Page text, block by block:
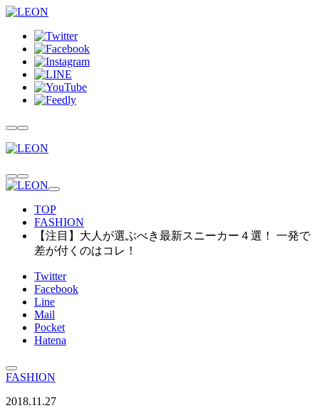
TOP
FASHION
【注目】大人が選ぶべき最新スニーカー４選！ 一発で
差が付くのはコレ！
Twitter
Facebook
Line
Mail
Pocket
Hatena
FASHION
2018.11.27